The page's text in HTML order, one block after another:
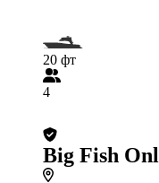
20 фт
4
Big Fish